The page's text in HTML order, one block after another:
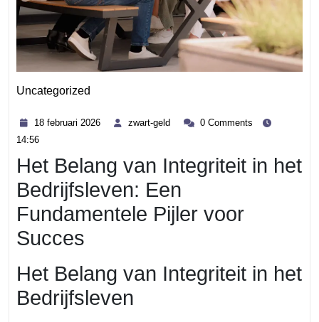
Uncategorized
18 februari 2026 zwart-geld
zwart- 0 Comments
14:56
Het Belang van Integriteit in het
Bedrijfsleven: Een
Fundamentele Pijler voor
Succes
Het Belang van Integriteit in het
Bedrijfsleven